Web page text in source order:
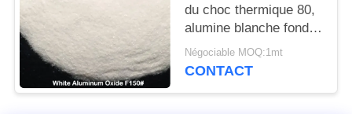
du choc thermique 80,
alumine blanche fondue
de revêtement de jet
Négociable MOQ:1mt
CONTACT